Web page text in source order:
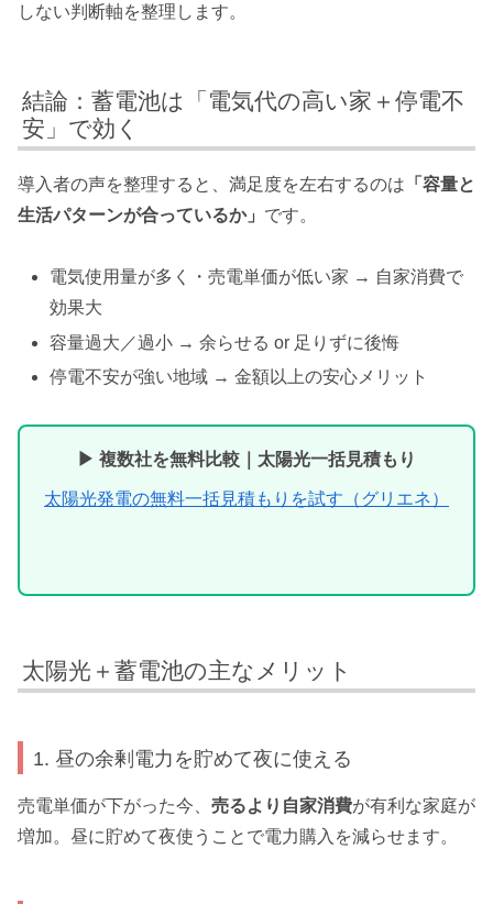
しない判断軸を整理します。
結論：蓄電池は「電気代の高い家＋停電不
安」で効く
導入者の声を整理すると、満足度を左右するのは 「容量と
生活パターンが合っているか」 です。
電気使用量が多く・売電単価が低い家 → 自家消費で
効果大
容量過大／過小 → 余らせる or 足りずに後悔
停電不安が強い地域 → 金額以上の安心メリット
▶ 複数社を無料比較｜太陽光一括見積もり
太陽光発電の無料一括見積もりを試す（グリエネ）
太陽光＋蓄電池の主なメリット
1. 昼の余剰電力を貯めて夜に使える
売電単価が下がった今、 売るより自家消費が有利な家庭が
増加。昼に貯めて夜使うことで電力購入を減らせます。